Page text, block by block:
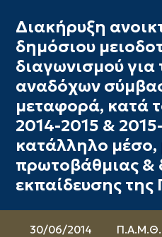
Διακήρυξη
δημόσιου
διαγωνισμού για
αναδόχων
μεταφορά, κατά
2014-2015 &
κατάλληλο
πρωτοβάθμιας &
εκπαίδευσης της
30/06/2014 Π.Α.Μ.Θ.